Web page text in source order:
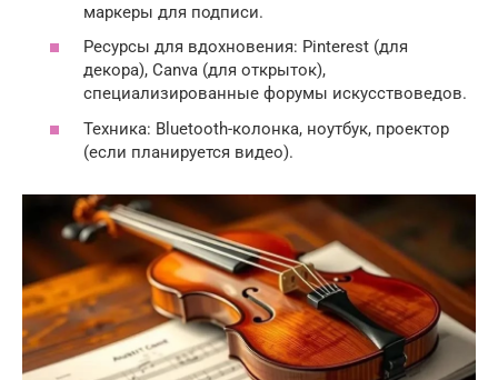
маркеры для подписи.
Ресурсы для вдохновения: Pinterest (для
декора), Canva (для открыток),
специализированные форумы искусствоведов.
Техника: Bluetooth-колонка, ноутбук, проектор
(если планируется видео).